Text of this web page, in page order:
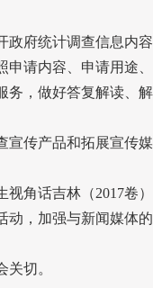
府统计调查信息内容
申请内容、申请用途
务，做好答复解读、
传产品和拓展宣传
角话吉林（2017卷
动，加强与新闻媒体
切。